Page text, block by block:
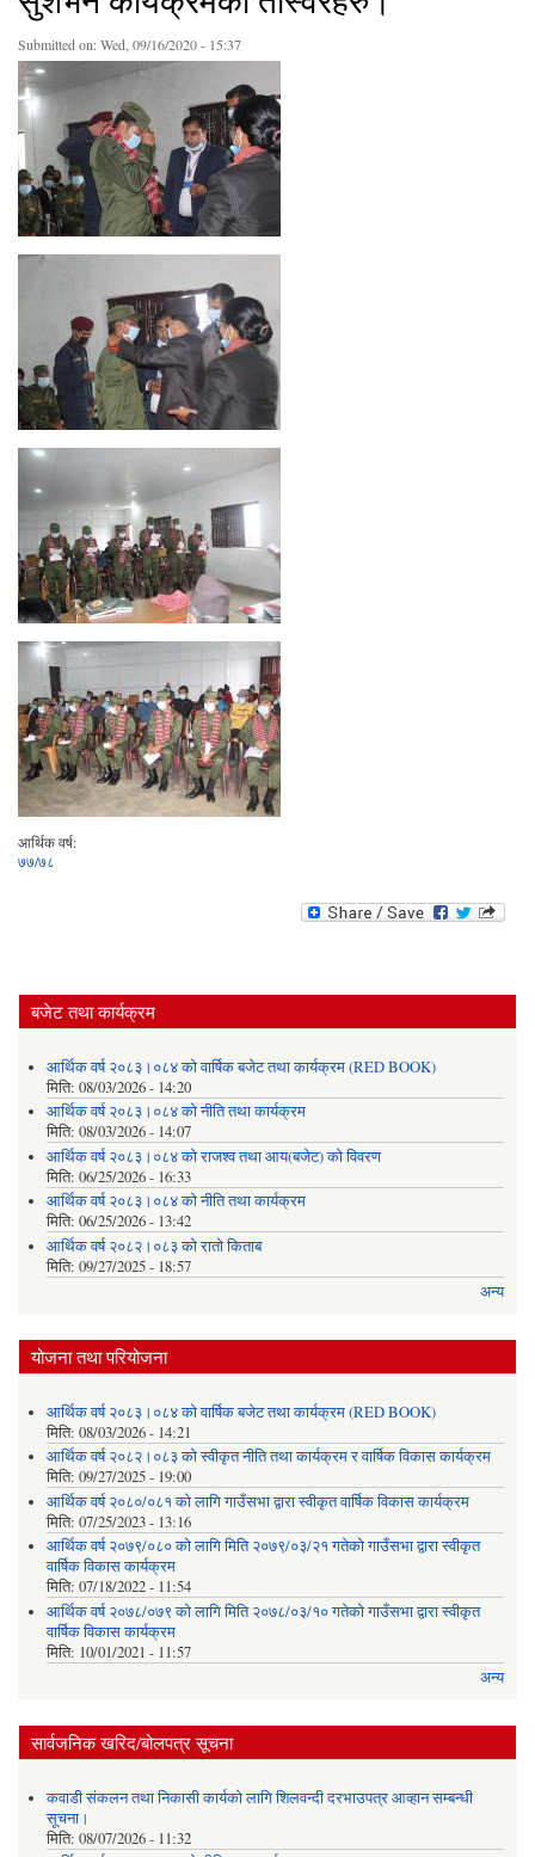
Submitted on:Wed, 09/16/2020 - 15:37
आर्थिक वर्ष:
७७/७८
बजेट तथा कार्यक्रम
आर्थिक वर्ष २०८३।०८४ को वार्षिक बजेट तथा कार्यक्रम (RED BOOK)
मिति: 08/03/2026 - 14:20
आर्थिक वर्ष २०८३।०८४ को नीति तथा कार्यक्रम
मिति: 08/03/2026 - 14:07
आर्थिक वर्ष २०८३।०८४ को राजश्व तथा आय(बजेट) को विवरण
मिति: 06/25/2026 - 16:33
आर्थिक वर्ष २०८३।०८४ को नीति तथा कार्यक्रम
मिति: 06/25/2026 - 13:42
आर्थिक वर्ष २०८२।०८३ को रातो किताब
मिति: 09/27/2025 - 18:57
अन्य
योजना तथा परियोजना
आर्थिक वर्ष २०८३।०८४ को वार्षिक बजेट तथा कार्यक्रम (RED BOOK)
मिति: 08/03/2026 - 14:21
आर्थिक वर्ष २०८२।०८३ को स्वीकृत नीति तथा कार्यक्रम र वार्षिक विकास कार्यक्रम
मिति: 09/27/2025 - 19:00
आर्थिक वर्ष २०८०/०८१ को लागि गाउँसभा द्वारा स्वीकृत वार्षिक विकास कार्यक्रम
मिति: 07/25/2023 - 13:16
आर्थिक वर्ष २०७९/०८० को लागि मिति २०७९/०३/२१ गतेको गाउँसभा द्वारा स्वीकृत
वार्षिक विकास कार्यक्रम
मिति: 07/18/2022 - 11:54
आर्थिक वर्ष २०७८/०७९ को लागि मिति २०७८/०३/१० गतेको गाउँसभा द्वारा स्वीकृत
वार्षिक विकास कार्यक्रम
मिति: 10/01/2021 - 11:57
अन्य
सार्वजनिक खरिद/बोलपत्र सूचना
कवाडी संकलन तथा निकासी कार्यको लागि शिलवन्दी दरभाउपत्र आव्हान सम्बन्धी
सूचना।
मिति: 08/07/2026 - 11:32